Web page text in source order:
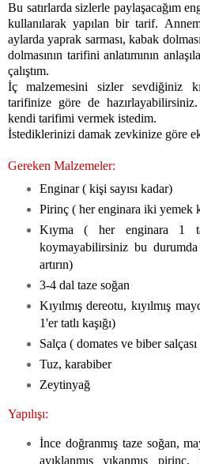
Bu satırlarda sizlerle paylaşacağım
kullanılarak yapılan bir tarif.
aylarda yaprak sarması, kabak
dolmasının tarifini anlatımının
çalıştım.
İç malzemesini sizler sevdiğiniz
tarifinize göre de
kendi tarifimi vermek istedim.
İstediklerinizi damak zevkinize göre
Gereken Malzemeler:
Enginar ( kişi sayısı kadar)
Pirinç ( her enginara iki yemek
Kıyma ( her enginara 1
koymayabilirsiniz bu
artırın)
3-4 dal taze soğan
Kıyılmış dereotu, kıyılmış
1'er tatlı kaşığı)
Salça ( domates ve biber salçası
Tuz, karabiber
Zeytinyağ
Yapılışı:
İnce doğranmış taze soğan,
ayıklanmış yıkanmış